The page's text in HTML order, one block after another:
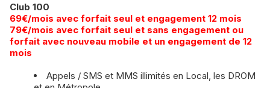
Club 100
69€/mois avec forfait seul et engagement 12 mois
​​79€/mois avec forfait seul et sans engagement ou
forfait avec nouveau mobile et un engagement de 12
mois
Appels / SMS et MMS illimités en Local, les DROM